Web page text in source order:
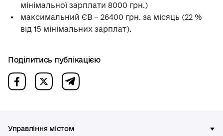
мінімальної зарплати 8000 грн.)
максимальний ЄВ – 26400 грн. за місяць (22 %
від 15 мінімальних зарплат).
Поділитись публікацією
Управління містом